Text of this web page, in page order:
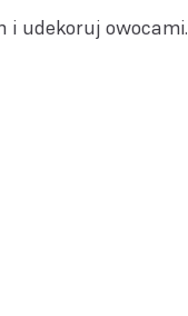
i udekoruj owocami.